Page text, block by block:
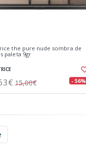
the pure nude sombra de
paleta 9gr
15,00€ - 56%